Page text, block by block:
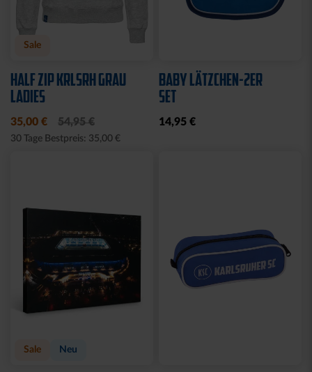
Sale
HALF ZIP KRLSRH GRAU
LADIES
35,00 € 54,95 €
30 Tage Bestpreis: 35,00 €
BABY LÄTZCHEN-2ER
SET
14,95 €
Sale Neu